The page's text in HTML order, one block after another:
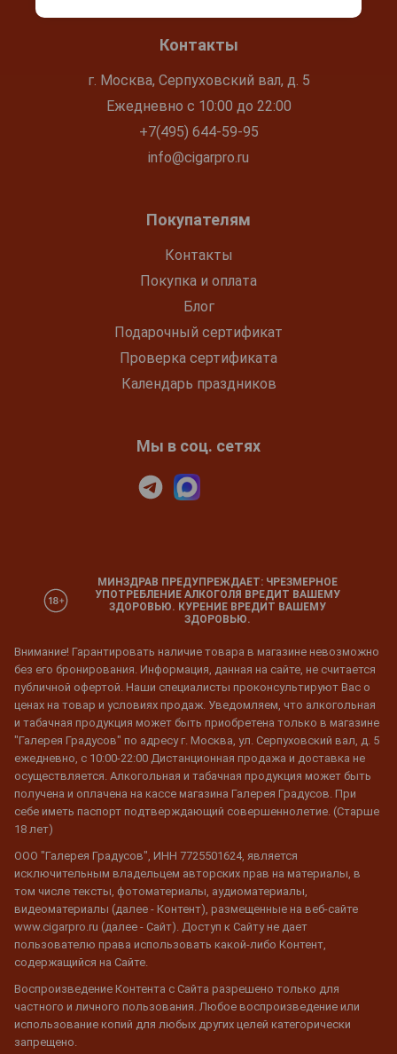
Контакты
г. Москва, Серпуховский вал, д. 5
Ежедневно с 10:00 до 22:00
+7(495) 644-59-95
info@cigarpro.ru
Покупателям
Контакты
Покупка и оплата
Блог
Подарочный сертификат
Проверка сертификата
Календарь праздников
Мы в соц. сетях
МИНЗДРАВ ПРЕДУПРЕЖДАЕТ: ЧРЕЗМЕРНОЕ
УПОТРЕБЛЕНИЕ АЛКОГОЛЯ ВРЕДИТ ВАШЕМУ
ЗДОРОВЬЮ. КУРЕНИЕ ВРЕДИТ ВАШЕМУ
ЗДОРОВЬЮ.
Внимание! Гарантировать наличие товара в магазине невозможно
без его бронирования. Информация, данная на сайте, не считается
публичной офертой. Наши специалисты проконсультируют Вас о
ценах на товар и условиях продаж. Уведомляем, что алкогольная
и табачная продукция может быть приобретена только в магазине
"Галерея Градусов" по адресу г. Москва, ул. Серпуховский вал, д. 5
ежедневно, с 10:00-22:00 Дистанционная продажа и доставка не
осуществляется. Алкогольная и табачная продукция может быть
получена и оплачена на кассе магазина Галерея Градусов. При
себе иметь паспорт подтверждающий совершеннолетие. (Старше
18 лет)
ООО "Галерея Градусов", ИНН 7725501624, является
исключительным владельцем авторских прав на материалы, в
том числе тексты, фотоматериалы, аудиоматериалы,
видеоматериалы (далее - Контент), размещенные на веб-сайте
www.cigarpro.ru (далее - Сайт). Доступ к Сайту не дает
пользователю права использовать какой-либо Контент,
содержащийся на Сайте.
Воспроизведение Контента с Сайта разрешено только для
частного и личного пользования. Любое воспроизведение или
использование копий для любых других целей категорически
запрещено.